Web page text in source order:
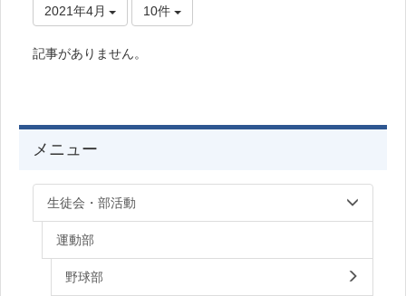
2021年4月 10件
記事がありません。
メニュー
生徒会・部活動
運動部
野球部